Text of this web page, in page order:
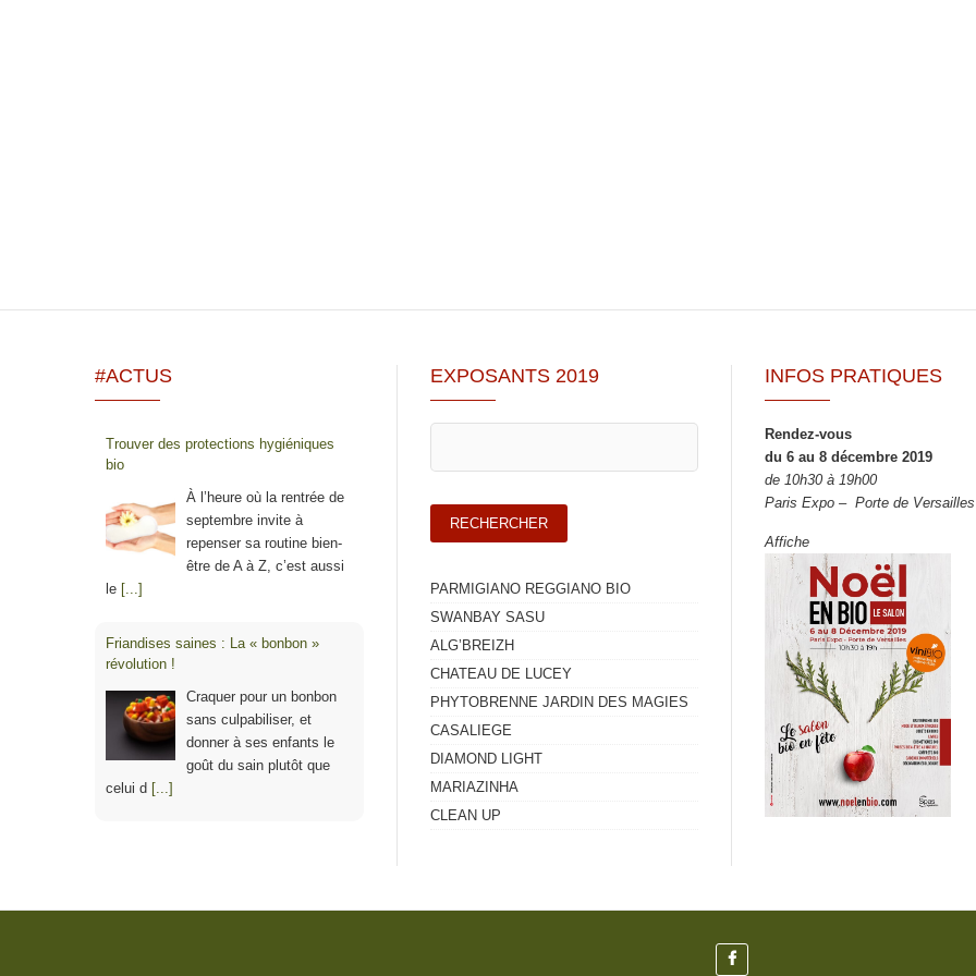
#ACTUS
Trouver des protections hygiéniques
bio
À l’heure où la rentrée de
septembre invite à
repenser sa routine bien-
être de A à Z, c’est aussi
le [...]
Friandises saines : La « bonbon »
révolution !
Craquer pour un bonbon
sans culpabiliser, et
donner à ses enfants le
goût du sain plutôt que
celui d [...]
EXPOSANTS 2019
PARMIGIANO REGGIANO BIO
SWANBAY SASU
ALG’BREIZH
CHATEAU DE LUCEY
PHYTOBRENNE JARDIN DES MAGIES
CASALIEGE
DIAMOND LIGHT
MARIAZINHA
CLEAN UP
INFOS PRATIQUES
Rendez-vous
du 6 au 8 décembre 2019
de 10h30 à 19h00
Paris Expo – Porte de Versailles
Affiche